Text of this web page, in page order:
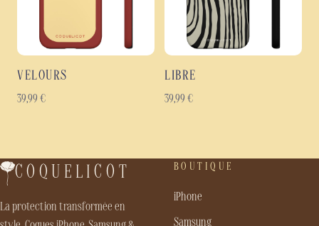
VELOURS
39,99 €
LIBRE
39,99 €
COQUELICOT
La protection transformée en
BOUTIQUE
iPhone
Samsung